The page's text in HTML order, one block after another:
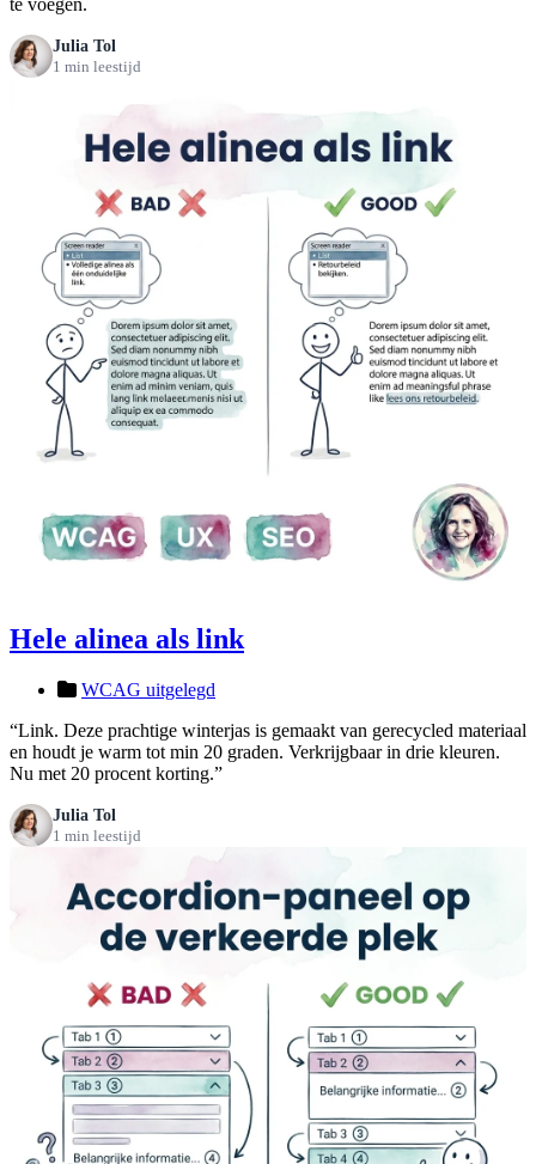
te voegen.
Julia Tol
1 min leestijd
Hele alinea als link
WCAG uitgelegd
“Link. Deze prachtige winterjas is gemaakt van gerecycled materiaal
en houdt je warm tot min 20 graden. Verkrijgbaar in drie kleuren.
Nu met 20 procent korting.”
Julia Tol
1 min leestijd